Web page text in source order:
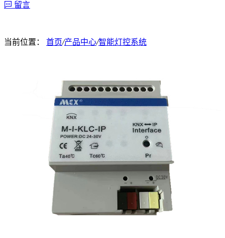
留言
当前位置： 首页/产品中心/智能灯控系统